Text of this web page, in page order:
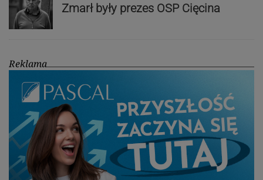
Zmarł były prezes OSP Cięcina
Reklama